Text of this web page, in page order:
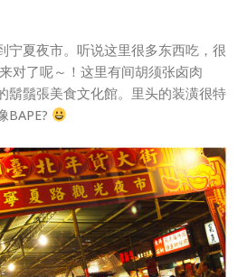
宁夏夜市。听说这里很多东西吃，很
对了呢～！这里有间胡须张卤肉
鬍鬚張美食文化館。里头的装潢很特
BAPE?